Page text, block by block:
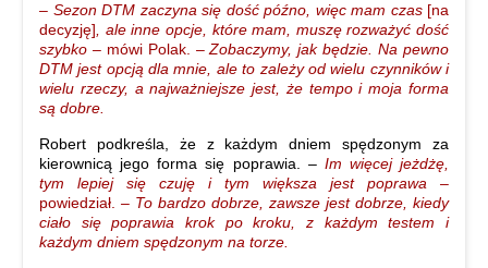
– Sezon DTM zaczyna się dość późno, więc mam czas [na
decyzję] , ale inne opcje, które mam, muszę rozważyć dość
szybko –mówi Polak. – Zobaczymy, jak będzie. Na pewno
DTM jest opcją dla mnie, ale to zależy od wielu czynników i
wielu rzeczy, a najważniejsze jest, że tempo i moja forma
są dobre.
Robert podkreśla, że z każdym dniem spędzonym za
kierownicą jego forma się poprawia. – Im więcej jeżdżę,
tym lepiej się czuję i tym większa jest poprawa –
powiedział. – To bardzo dobrze, zawsze jest dobrze, kiedy
ciało się poprawia krok po kroku, z każdym testem i
każdym dniem spędzonym na torze.